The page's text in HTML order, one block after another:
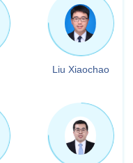
Liu Xiaochao